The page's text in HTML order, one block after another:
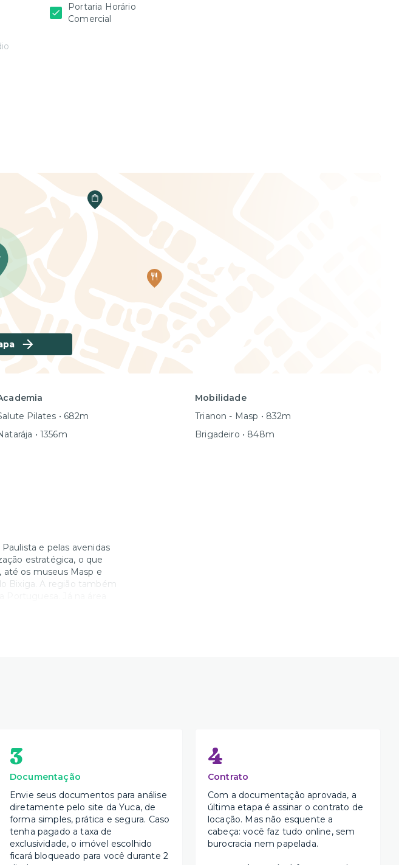
Portaria Horário
Comercial
Pilates • 682m
• 1356m
Mobilidade
Trianon - Masp • 832m
Brigadeiro • 848m
e pelas avenidas
estratégica, o que
até os museus Masp e
Bixiga. A região também
3
Documentação
Envie seus documentos para análise
diretamente pelo site da Yuca, de
forma simples, prática e segura. Caso
tenha pagado a taxa de
exclusividade, o imóvel escolhido
ficará bloqueado para você durante 2
4
Contrato
Com a documentação aprovada, a
última etapa é assinar o contrato de
locação. Mas não esquente a
cabeça: você faz tudo online, sem
burocracia nem papelada.